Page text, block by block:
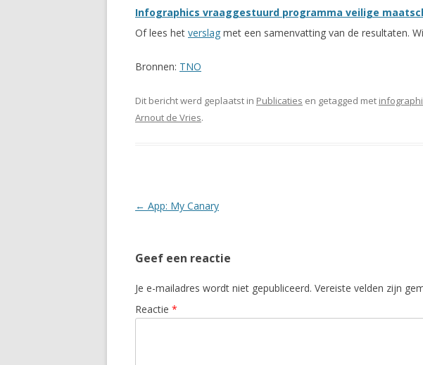
Infographics vraaggestuurd programma veilige
Of lees het verslag met een samenvatting van de resultaten.
Bronnen: TNO
Dit bericht werd geplaatst in Publicaties en getagged met
Arnout de Vries.
Berichtnavigatie
← App: My Canary
Geef een reactie
Je e-mailadres wordt niet gepubliceerd. Vereiste velden zijn
Reactie *